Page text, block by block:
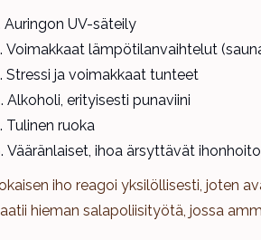
Auringon UV-säteily
Voimakkaat lämpötilanvaihtelut
Stressi ja voimakkaat tunteet
Alkoholi, erityisesti punaviini
Tulinen ruoka
Vääränlaiset, ihoa ärsyttävät
iho reagoi yksilöllisesti, joten
hieman salapoliisityötä, jossa